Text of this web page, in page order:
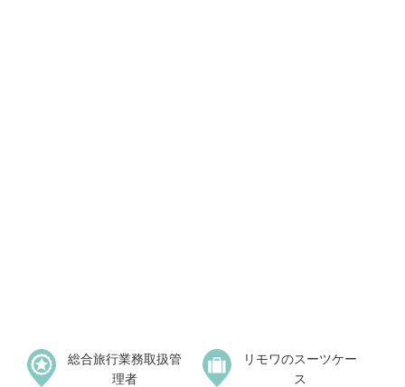
総合旅行業務取扱管
理者
リモワのスーツケー
ス